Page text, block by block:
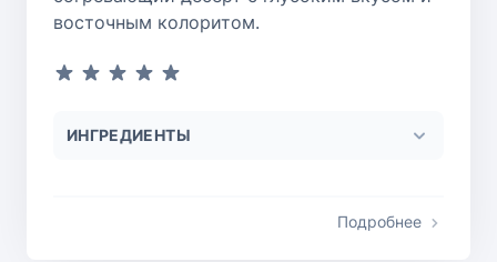
восточным колоритом.
ИНГРЕДИЕНТЫ
Подробнее